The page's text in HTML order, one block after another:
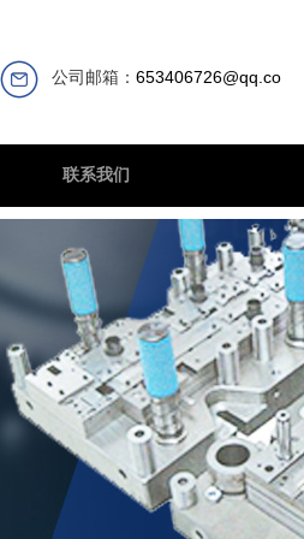
653406726@qq.co
公司邮箱：
联系我们